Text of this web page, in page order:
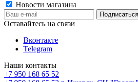
Новости магазина
Оставайтесь на связи
Вконтакте
Telegram
Наши контакты
+7 950 168 65 52